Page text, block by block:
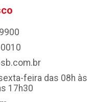
feira das 08h às
17h30